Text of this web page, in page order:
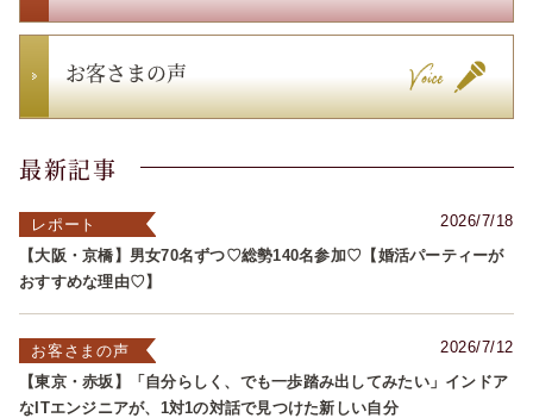
お客さまの声
最新記事
2026/7/18
レポート
【大阪・京橋】男女70名ずつ♡総勢140名参加♡【婚活パーティーが
おすすめな理由♡】
2026/7/12
お客さまの声
【東京・赤坂】「自分らしく、でも一歩踏み出してみたい」インドア
なITエンジニアが、1対1の対話で見つけた新しい自分